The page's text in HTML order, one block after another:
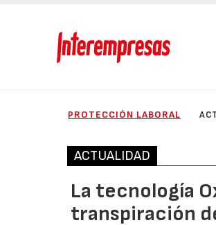
PROTECCIÓN LABORAL
ACTUALIDAD
La tecnología
transpiración